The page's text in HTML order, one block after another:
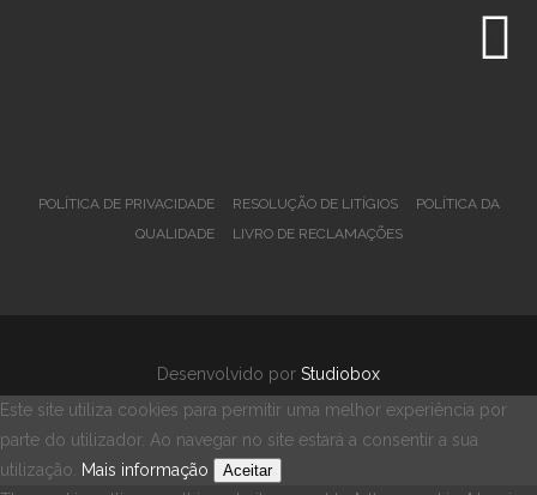
POLÍTICA DE PRIVACIDADE RESOLUÇÃO DE LITÍGIOS
POLÍTICA DA
QUALIDADE
LIVRO DE RECLAMAÇÕES
Desenvolvido por Studiobox
Este site utiliza cookies para permitir uma melhor experiência por
parte do utilizador. Ao navegar no site estará a consentir a sua
utilização.
Mais informação Aceitar